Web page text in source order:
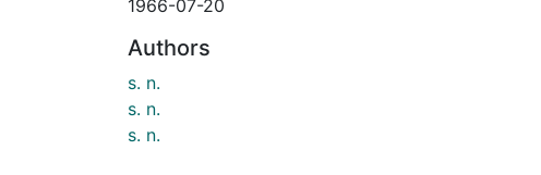
1966-07-20
Authors
s. n.
s. n.
s. n.